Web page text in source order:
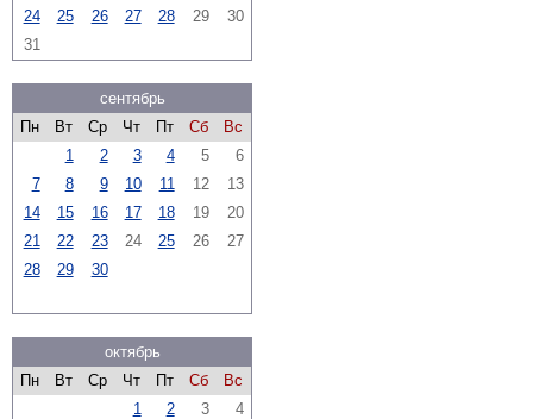
24
25 26 27 28 29
30
31
сентябрь
Пн
Вт Ср Чт Пт Сб
Вс
1
2 3 4 5
6
7
8 9 10 11 12
13
14
15 16 17 18 19
20
21
22 23 24 25 26
27
28
29 30
октябрь
Пн
Вт Ср Чт Пт Сб
Вс
1
2 3
4